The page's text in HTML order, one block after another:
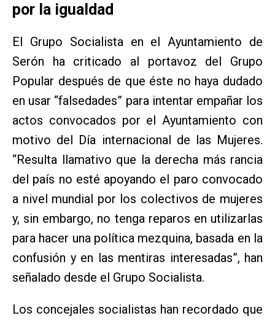
por la igualdad
El Grupo Socialista en el Ayuntamiento de
Serón ha criticado al portavoz del Grupo
Popular después de que éste no haya dudado
en usar “falsedades” para intentar empañar los
actos convocados por el Ayuntamiento con
motivo del Día internacional de las Mujeres.
“Resulta llamativo que la derecha más rancia
del país no esté apoyando el paro convocado
a nivel mundial por los colectivos de mujeres
y, sin embargo, no tenga reparos en utilizarlas
para hacer una política mezquina, basada en la
confusión y en las mentiras interesadas”, han
señalado desde el Grupo Socialista.
Los concejales socialistas han recordado que